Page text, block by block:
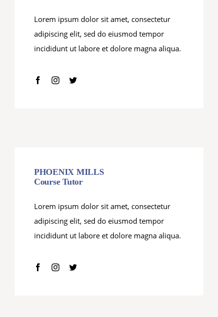
Lorem ipsum dolor sit amet, consectetur
adipiscing elit, sed do eiusmod tempor
incididunt ut labore et dolore magna aliqua.
PHOENIX MILLS
Course Tutor
Lorem ipsum dolor sit amet, consectetur
adipiscing elit, sed do eiusmod tempor
incididunt ut labore et dolore magna aliqua.